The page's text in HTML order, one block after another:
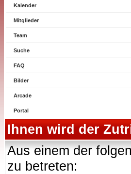
Kalender
Mitglieder
Team
Suche
FAQ
Bilder
Arcade
Portal
Ihnen wird der
Aus einem der
zu betreten: